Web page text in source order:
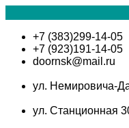
+7 (383)299-14-05
+7 (923)191-14-05
doornsk@mail.ru
ул. Немировича-
ул. Станционная